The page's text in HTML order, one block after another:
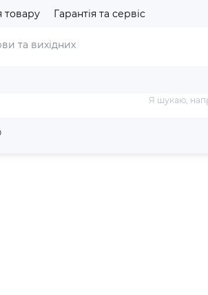
товару Гарантія та сервіс
та вихідних
Я шукаю,
Steel